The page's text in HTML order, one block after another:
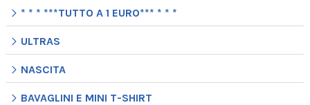
* * * ***TUTTO A 1 EURO*** * * *
ULTRAS
NASCITA
BAVAGLINI E MINI T-SHIRT